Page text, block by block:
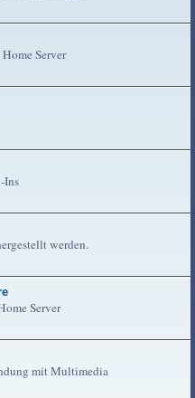
Server
Ins
werden.
Server
mit Multimedia